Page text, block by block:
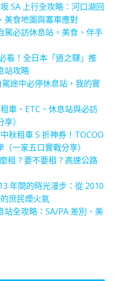
SA 上行全攻略：河口湖回
美食地圖與塞車應對
駕必訪休息站，美食、伴手
看！全日本「道之驛」推
站攻略
途中必停休息站，我的實
車、ETC、休息站與必訪
）
秋租車 5 折神券！TOCOO
一家五口實戰分享）
租？要不要租？高速公路
年間的時光漫步：從 2010
庶民煙火氣
站全攻略：SA/PA 差別、美